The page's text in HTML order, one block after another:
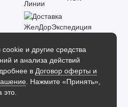
и другие средства
и анализа действий
в Договор оферты и
. Нажмите «Принять»,
это.